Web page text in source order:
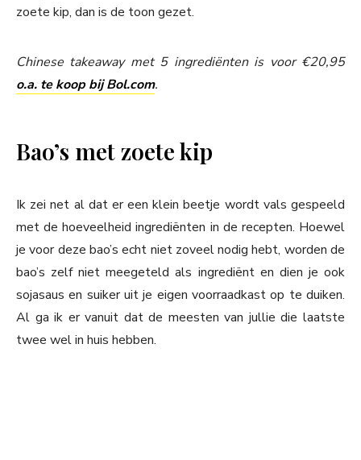
zoete kip, dan is de toon gezet.
Chinese takeaway met 5 ingrediënten is voor €20,95
o.a. te koop bij Bol.com.
Bao’s met zoete kip
Ik zei net al dat er een klein beetje wordt vals gespeeld
met de hoeveelheid ingrediënten in de recepten. Hoewel
je voor deze bao’s echt niet zoveel nodig hebt, worden de
bao’s zelf niet meegeteld als ingrediënt en dien je ook
sojasaus en suiker uit je eigen voorraadkast op te duiken.
Al ga ik er vanuit dat de meesten van jullie die laatste
twee wel in huis hebben.